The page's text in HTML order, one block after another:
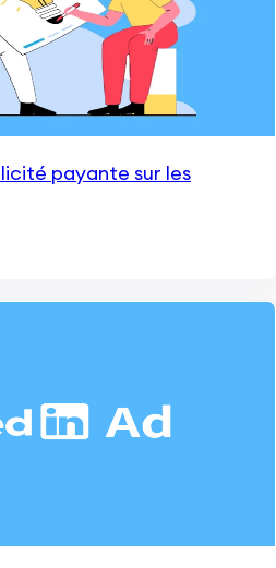
payante sur les